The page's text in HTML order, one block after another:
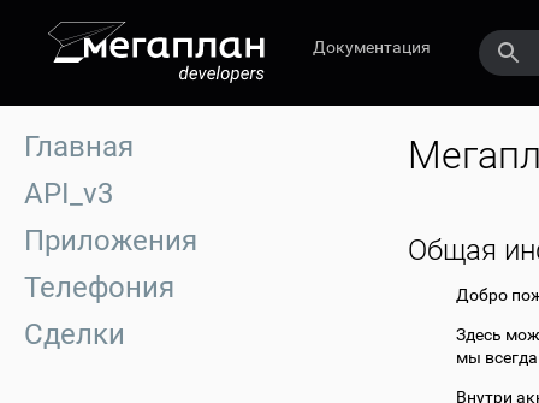
Документация
Главная
API_v3
Приложения
Телефония
Сделки
Общая
Добро
Здесь
мы
Внутри